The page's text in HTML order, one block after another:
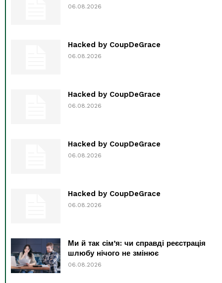
06.08.2026
Hacked by CoupDeGrace
06.08.2026
Hacked by CoupDeGrace
06.08.2026
Hacked by CoupDeGrace
06.08.2026
Hacked by CoupDeGrace
06.08.2026
Ми й так сім’я: чи справді реєстрація
шлюбу нічого не змінює
06.08.2026